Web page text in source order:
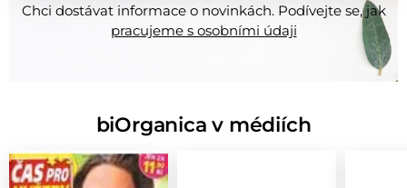
Chci dostávat informace o novinkách. Podívejte se, jak
pracujeme s osobními údaji
biOrganica v médiích